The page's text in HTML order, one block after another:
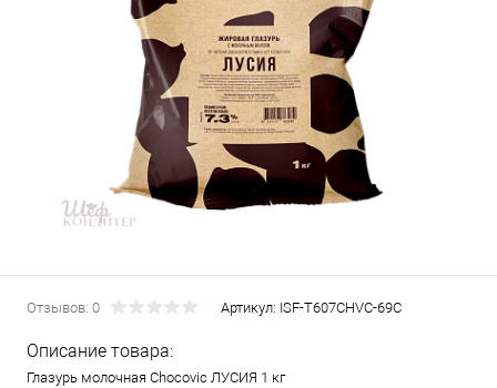
Отзывов: 0 Артикул: ISF-T607CHVC-69C
Описание товара:
Глазурь молочная Chocovic ЛУСИЯ 1 кг